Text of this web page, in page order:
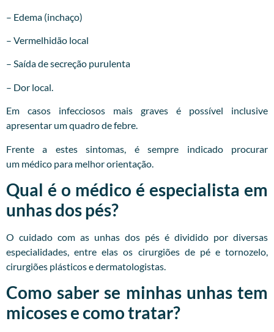
– Edema (inchaço)
– Vermelhidão local
– Saída de secreção purulenta
– Dor local.
Em casos infecciosos mais graves é possível inclusive
apresentar um quadro de febre.
Frente a estes sintomas, é sempre indicado procurar
um médico para melhor orientação.
Qual é o médico é especialista em
unhas dos pés?
O cuidado com as unhas dos pés é dividido por diversas
especialidades, entre elas os cirurgiões de pé e tornozelo,
cirurgiões plásticos e dermatologistas.
Como saber se minhas unhas tem
micoses e como tratar?